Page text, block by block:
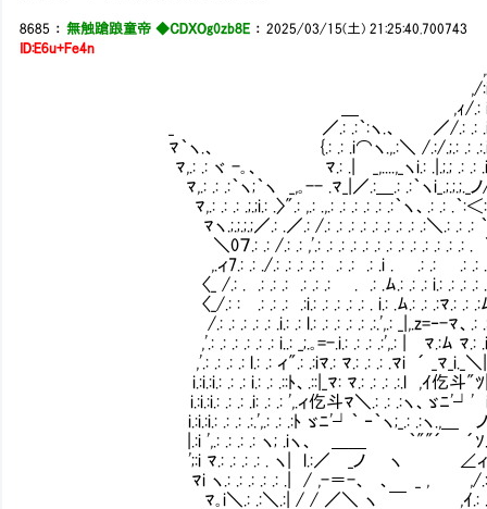
8685 ：無触蹌踉童帝 ◆CDXOg0zb8E ：2025/03/15(土) 21:25:40.700743
ID:E6u+Fe4n
,/
＿ ,ｨ/.:
_ ／.: .:｀:ヽ.、 ／/.: .:
ﾏ｀ヽ.、 {.: .: .i⌒ヽ.,.:＼ /.:/.;.: .:
ﾏ,.: .: ヾ -｡、 ﾏ.: .| _,....,_ヽi.: .|.;.; .: .:
ﾏ,.: .: .:｀ヽ;｀ヽ _,｡-- .ﾏ_|／.:＿.: .:｀ヽ
ﾏ,.: .: .: .;.;i.: .〉".: ,.: .,.: .: .: .: .: .:｀ヽ、.: .: .｀:＜:
ﾏヽ.;.;.;.;／.: .／.: /.: .: .: .: .: .: .: .: .:＼.: .: .: ｀ヾ
＼0７.: .: /.: .: ,'.: .: .: .: .: .: .: .: .: .: .: .: .: . ＼
,.ィ7.: .: ./.: .: .: .: : .: .: .: .i . .: .: .: .: . :
〈_ /.: . .: .: .: .: .: .: . .: .ﾑ.: .: .: i.: .: .: .: .: .:
〈_/.: : .: .: .: .:i.: .: .: .: .: . i.: .ﾑ.: .: .:ﾏ.: .: .:ﾑ.:
/.: .: .: .: .: .i.: .: l.: .: .: .: .: .:.',.: _|,.z=‐-ﾏ、.: .:ﾑ.:
,'.: .: .: .: .: .: i..: _;.｡=-.i.: .: .: .:',.: | ﾏ.:ﾑ ﾏ.: .i.: ﾑ
,'.: .: .: .: l.: .: ィ".: .:iﾏ.: ﾏ.: .: .: .ﾏi ´ _ﾏ_i._＼|.: .:
i.:i.:i.: .: .: i.: .: .::ﾄ、.::|_ﾏ: ﾏ.: .: .: .:.l ,ｲ仡斗"ﾂ|.: .:
i.:i.:i.: .: .: .i: .: .: ',.ィ仡斗ﾏ＼.: .: .:ヽ、ゞﾆ'┘' i.: .:
i.:i.:i.: .: .: .:.',.: .: .:ﾄ ゞﾆ'┘｀ ‐｀ヽ;_.: .:ヽ.,＿ ノ: ,ｲ
|.:i ',.: .: .: .: ヽ; .iヽ、 ＿＿ ｀""´ ´ｿ.:/.
';:i ﾏ.: .: .: .: . ヽ| l.:／ _ノ ヽ ∠ィ.: .: ./.:
ﾏi ヽ.: .: .: .: .: .| / ,-＝-、 、 _ , ,/.: .:
ﾏ｡i＼.: .:＼.:| / / ／＼ ヽ ￣ ,ｲ.: .:／.:／| 女性